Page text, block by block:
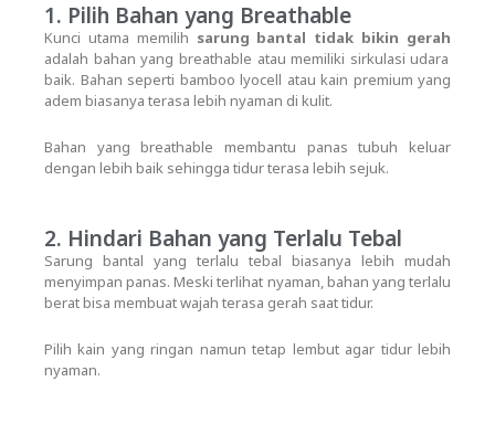
1. Pilih Bahan yang Breathable
Kunci utama memilih sarung bantal tidak bikin gerah
adalah bahan yang breathable atau memiliki sirkulasi udara
baik. Bahan seperti bamboo lyocell atau kain premium yang
adem biasanya terasa lebih nyaman di kulit.
Bahan yang breathable membantu panas tubuh keluar
dengan lebih baik sehingga tidur terasa lebih sejuk.
2. Hindari Bahan yang Terlalu Tebal
Sarung bantal yang terlalu tebal biasanya lebih mudah
menyimpan panas. Meski terlihat nyaman, bahan yang terlalu
berat bisa membuat wajah terasa gerah saat tidur.
Pilih kain yang ringan namun tetap lembut agar tidur lebih
nyaman.